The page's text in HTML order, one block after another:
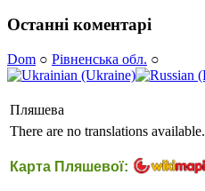
Останні коментарі
Dom ○ Рівненська обл. ○
Пляшева
There are no translations available.
Карта Пляшевої: